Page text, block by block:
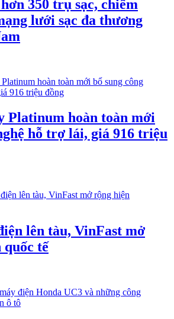
350 trụ sạc, chiếm
lưới sạc đa thương
hoàn toàn mới
hỗ trợ lái, giá 916 triệu
lên tàu, VinFast mở
quốc tế